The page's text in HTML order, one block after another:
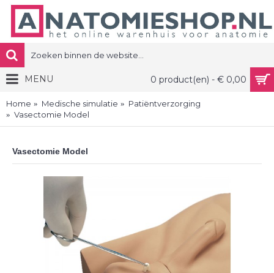
0 product(en) - € 0,00
MENU
Home Medische simulatie
Patiëntverzorging
Vasectomie Model
Vasectomie Model